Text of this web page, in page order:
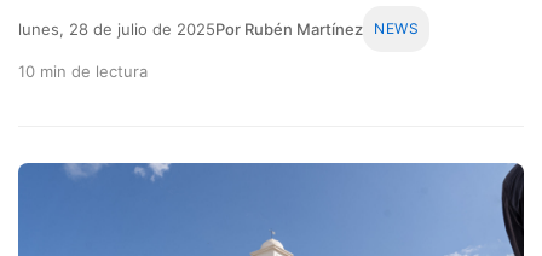
lunes, 28 de julio de 2025Por Rubén Martínez NEWS
10 min de lectura